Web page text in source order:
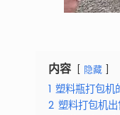
内容 隐藏
1 塑料瓶打包机
2 塑料打包机出